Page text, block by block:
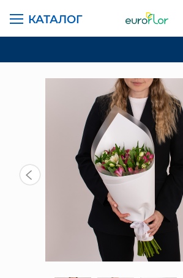
КАТАЛОГ
КОМПОЗИЦИИ
ЦВЕТЫ В ПАЧКАХ
СВАДЕБНАЯ ФЛОРИСТИКА
КОМНАТНЫЕ РАСТЕНИЯ
ГОРШКИ И КАШПО
ГРУНТЫ И УДОБРЕНИЯ
ПРЕДМЕТЫ ИНТЕРЬЕРА
ГЛАВНАЯ СТРАНИЦА КАТАЛОГ
БУКЕТЫ